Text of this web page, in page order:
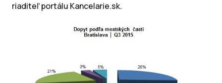
riaditeľ portálu Kancelarie.sk.